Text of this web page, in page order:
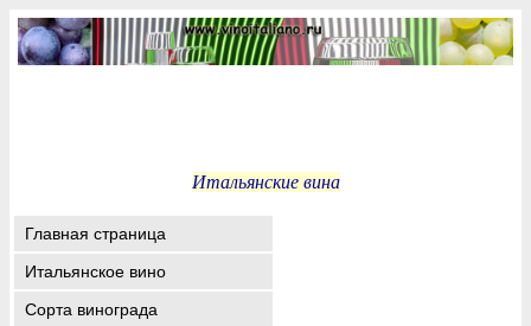
Итальянские вина
Главная страница
Итальянское вино
Сорта винограда